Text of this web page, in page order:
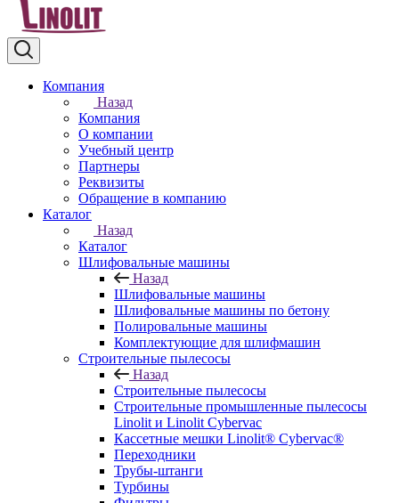
Компания
Назад
Компания
О компании
Учебный центр
Партнеры
Реквизиты
Обращение в компанию
Каталог
Назад
Каталог
Шлифовальные машины
Назад
Шлифовальные машины
Шлифовальные машины по бетону
Полировальные машины
Комплектующие для шлифмашин
Строительные пылесосы
Назад
Строительные пылесосы
Строительные промышленные пылесосы
Linolit и Linolit Cybervac
Кассетные мешки Linolit® Cybervac®
Переходники
Трубы-штанги
Турбины